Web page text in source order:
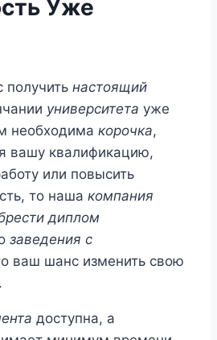
Уже
получить настоящий
университета уже
необходима корочка,
вашу квалификацию,
или повысить
то наша компания
диплом
заведения с
ваш шанс изменить свою
доступна, а